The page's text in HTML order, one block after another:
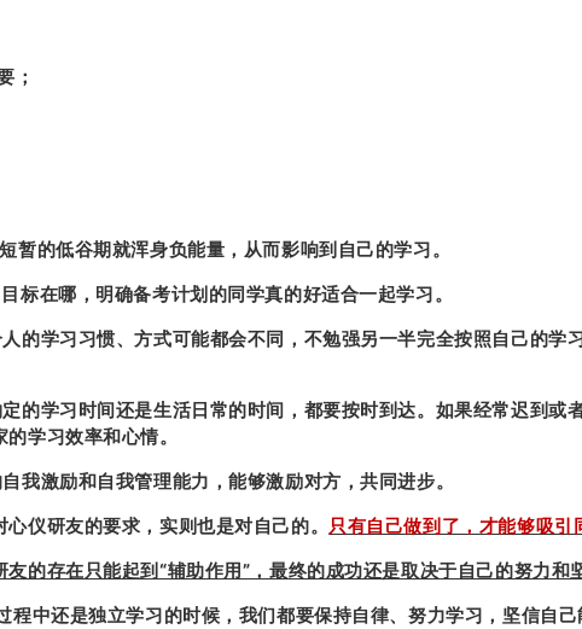
；
暂的低谷期就浑身负能量，从而影响到自己的学习。
标在哪，明确备考计划的同学真的好适合一起学习。
的学习习惯、方式可能都会不同，不勉强另一半完全按照自己的学
的学习时间还是生活日常的时间，都要按时到达。如果经常迟到或
学习效率和心情。
我激励和自我管理能力，能够激励对方，共同进步。
仪研友的要求，实则也是对自己的。 只有自己做到了，才能够吸引
友的存在只能起到“辅助作用”，最终的成功还是取决于自己的努力和
程中还是独立学习的时候，我们都要保持自律、努力学习，坚信自